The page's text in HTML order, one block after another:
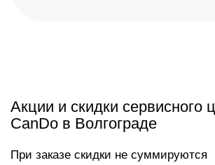
Акции и скидки сервисного
CanDo в Волгограде
При заказе скидки не суммируются